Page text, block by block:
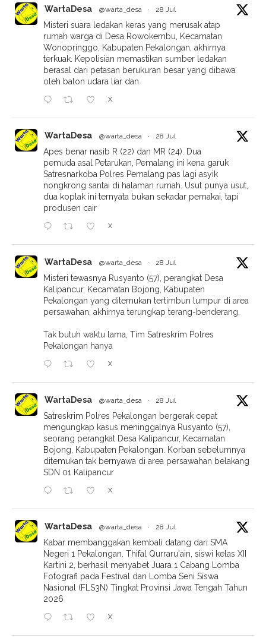
WartaDesa @warta_desa · 28 Jul
Misteri suara ledakan keras yang merusak atap
rumah warga di Desa Rowokembu, Kecamatan
Wonopringgo, Kabupaten Pekalongan, akhirnya
terkuak. Kepolisian memastikan sumber ledakan
berasal dari petasan berukuran besar yang dibawa
oleh balon udara liar dan
X
WartaDesa @warta_desa · 28 Jul
Apes benar nasib R (22) dan MR (24). Dua
pemuda asal Petarukan, Pemalang ini kena garuk
Satresnarkoba Polres Pemalang pas lagi asyik
nongkrong santai di halaman rumah. Usut punya usut,
dua koplak ini ternyata bukan sekadar pemakai, tapi
produsen cair
X
WartaDesa @warta_desa · 28 Jul
Misteri tewasnya Rusyanto (57), perangkat Desa
Kalipancur, Kecamatan Bojong, Kabupaten
Pekalongan yang ditemukan tertimbun lumpur di area
persawahan, akhirnya terungkap terang-benderang.
Tak butuh waktu lama, Tim Satreskrim Polres
Pekalongan hanya
X
WartaDesa @warta_desa · 28 Jul
Satreskrim Polres Pekalongan bergerak cepat
mengungkap kasus meninggalnya Rusyanto (57),
seorang perangkat Desa Kalipancur, Kecamatan
Bojong, Kabupaten Pekalongan. Korban sebelumnya
ditemukan tak bernyawa di area persawahan belakang
SDN 01 Kalipancur
X
WartaDesa @warta_desa · 28 Jul
Kabar membanggakan kembali datang dari SMA
Negeri 1 Pekalongan. Thifal Qurraru'ain, siswi kelas XII
Kartini 2, berhasil menyabet Juara 1 Cabang Lomba
Fotografi pada Festival dan Lomba Seni Siswa
Nasional (FLS3N) Tingkat Provinsi Jawa Tengah Tahun
2026
X